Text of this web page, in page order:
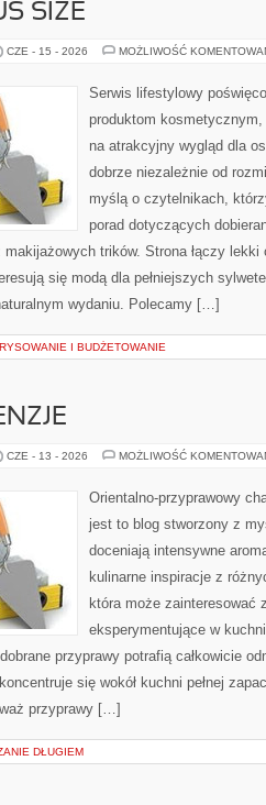
SIZE
CZE - 15 - 2026 MOŻLIWOŚĆ
Serwis lifestylowy
produktom
na atrakcyjny wygląd dla
dobrze niezależnie od
myślą o czytelnikach,
porad dotyczących
makijażowych trików. Strona łączy
się modą dla pełniejszych
wydaniu. Polecamy […]
I BUDŻETOWANIE
CZE - 13 - 2026 MOŻLIWOŚĆ
Orientalno-przyprawowy
jest to blog stworzony z
doceniają intensywne
kulinarne inspiracje z
która może zainteresować
eksperymentujące w
przyprawy potrafią całkowicie
się wokół kuchni pełnej
przyprawy […]
DŁUGIEM